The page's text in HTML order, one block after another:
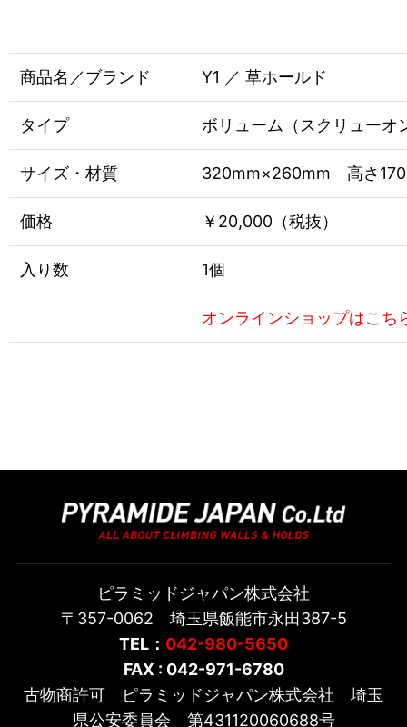
商品名／ブランド Y1 ／ 草ホールド
タイプ ボリューム（スクリューオ
サイズ・材質 320mm×260mm 高さ
価格 ￥20,000（税抜）
入り数 1個
オンラインショップはこち
ピラミッドジャパン株式会社
〒357-0062 埼玉県飯能市永田387-5
TEL： 042-980-5650
FAX : 042-971-6780
古物商許可 ピラミッドジャパン株式会社 埼玉
県公安委員会 第431120060688号